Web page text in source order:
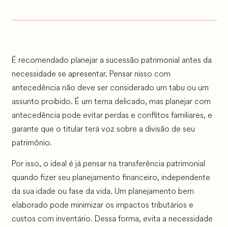
É recomendado planejar a sucessão patrimonial antes da
necessidade se apresentar. Pensar nisso com
antecedência não deve ser considerado um tabu ou um
assunto proibido. É um tema delicado, mas planejar com
antecedência pode evitar perdas e conflitos familiares, e
garante que o titular terá voz sobre a divisão de seu
patrimônio.
Por isso, o ideal é já pensar na transferência patrimonial
quando fizer seu planejamento financeiro, independente
da sua idade ou fase da vida. Um planejamento bem
elaborado pode minimizar os impactos tributários e
custos com inventário. Dessa forma, evita a necessidade